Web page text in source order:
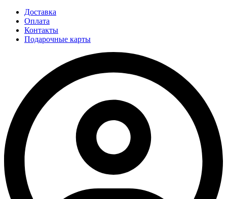
Доставка
Оплата
Контакты
Подарочные карты